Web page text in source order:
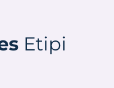
Etipi